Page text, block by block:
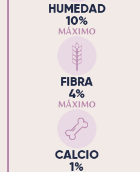
HUMEDAD
10%
MÁXIMO
FIBRA
4%
MÁXIMO
CALCIO
1%